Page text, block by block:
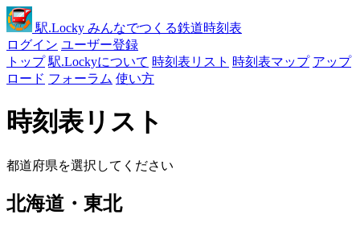
駅.Locky みんなでつくる鉄道時刻表
ログイン ユーザー登録
トップ 駅.Lockyについて 時刻表リスト 時刻表マップ アップ
ロード フォーラム 使い方
時刻表リスト
都道府県を選択してください
北海道・東北